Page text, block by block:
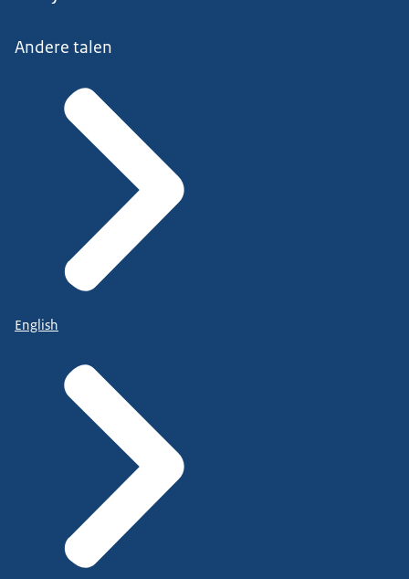
Andere talen
English